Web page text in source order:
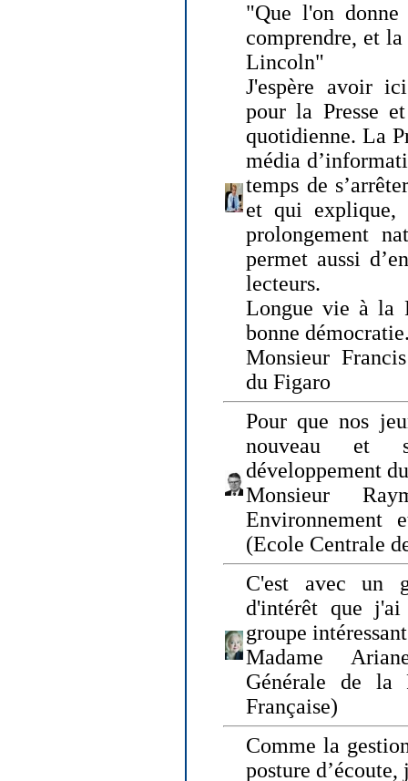
"Que l'on
comprendre, et
Lincoln"
J'espère avoir
pour la Presse
quotidienne. La
média
temps de
et qui explique,
prolongement
permet aussi
lecteurs.
Longue vie à la
bonne
Monsieur
du Figaro
Pour que nos
nouveau et
développement
Monsieur
Environnement
(Ecole Centrale
C'est avec un
d'intérêt que
groupe
Madame
Générale de la
Française)
Comme la
posture